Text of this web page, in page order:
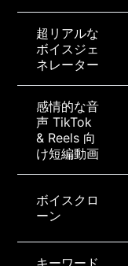
超リアルな
ボイスジェ
ネレーター
感情的な音
声 TikTok
& Reels 向
け短編動画
ボイスクロ
ーン